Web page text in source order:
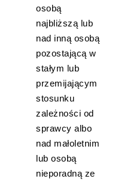
osobą
najbliższą lub
nad inną osobą
pozostającą w
stałym lub
przemijającym
stosunku
zależności od
sprawcy albo
nad małoletnim
lub osobą
nieporadną ze